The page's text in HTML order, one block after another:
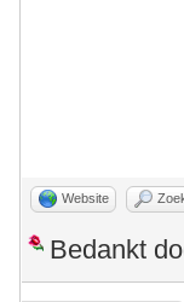
Website
Bedankt